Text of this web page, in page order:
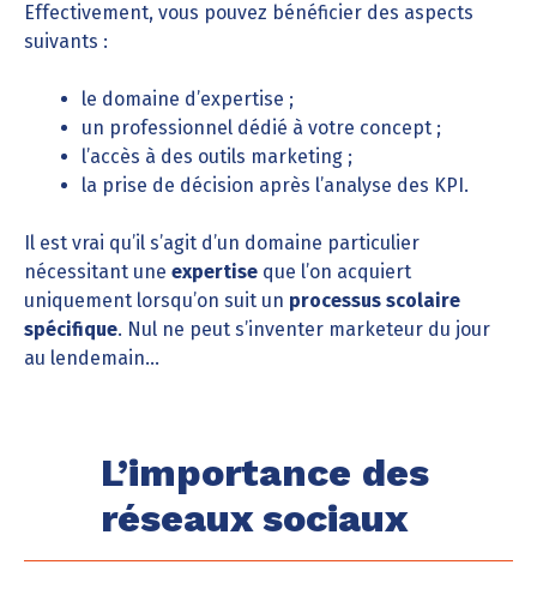
Effectivement, vous pouvez bénéficier des aspects
suivants :
le domaine d’expertise ;
un professionnel dédié à votre concept ;
l’accès à des outils marketing ;
la prise de décision après l’analyse des KPI.
Il est vrai qu’il s’agit d’un domaine particulier
nécessitant une expertise que l’on acquiert
uniquement lorsqu’on suit un processus scolaire
spécifique. Nul ne peut s’inventer marketeur du jour
au lendemain…
L’importance des
réseaux sociaux